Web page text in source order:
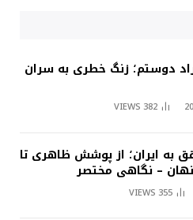
دوستم؛ زنگ خطری به سران
382
VIEWS
به ایران؛ از پوشش ظاهری تا
– نگاهی مختصر
355
VIEWS